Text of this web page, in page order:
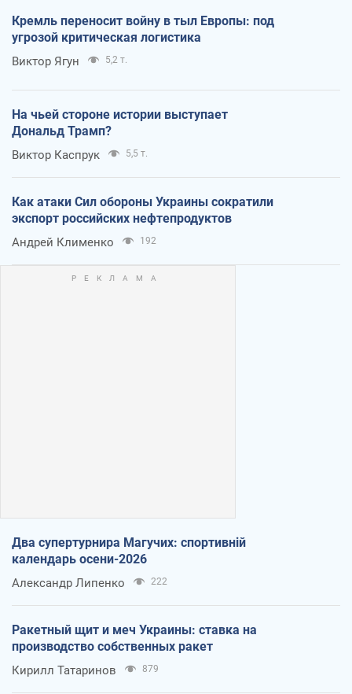
Кремль переносит войну в тыл Европы: под
угрозой критическая логистика
Виктор Ягун 5,2 т.
На чьей стороне истории выступает
Дональд Трамп?
Виктор Каспрук 5,5 т.
Как атаки Сил обороны Украины сократили
экспорт российских нефтепродуктов
Андрей Клименко 192
Два супертурнира Магучих: спортивній
календарь осени-2026
Александр Липенко 222
Ракетный щит и меч Украины: ставка на
производство собственных ракет
Кирилл Татаринов 879